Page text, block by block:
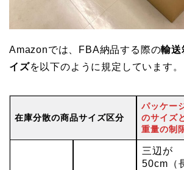
Amazonでは、FBA納品する際の輸送
イズを以下のように規定しています。
在庫分散の商品サイズ区分
パッケー
のサイズ
重量の制
三辺が
50cm（